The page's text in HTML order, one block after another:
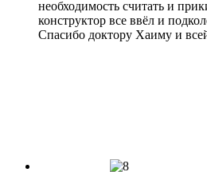
необходимость считать и
конструктор все ввёл и
Спасибо доктору Хаиму и